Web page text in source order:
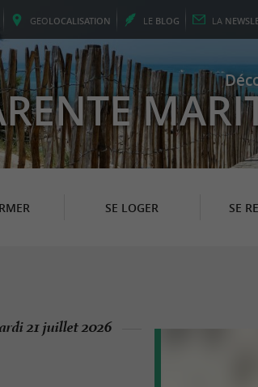
GEOLOCALISATION LE BLOG LA
SE LOGER SE
21 juillet 2026